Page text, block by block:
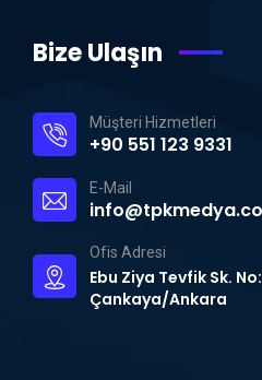
Bize Ulaşın
Müşteri Hizmetleri
+90 551 123 9331
E-Mail
Ofis Adresi
Ebu Ziya Tevfik Sk.
Çankaya/Ankara